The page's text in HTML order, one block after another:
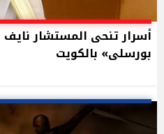
أسرار تنحى المستشار
بورسلى» بالكويت